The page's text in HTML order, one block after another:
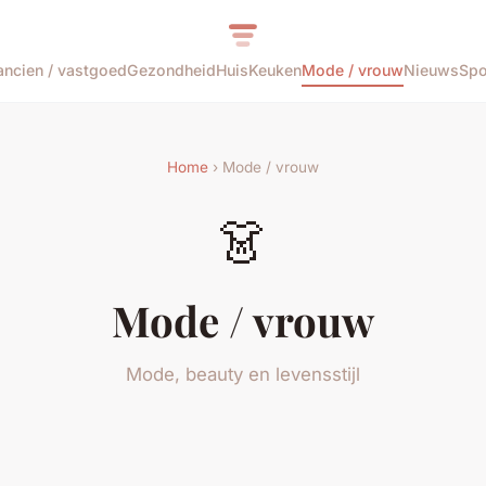
/ vastgoedGezondheidHuisKeukenMode / vrouwNieuws
Home › Mode / vrouw
👗
Mode / vrouw
Mode, beauty en levensstijl